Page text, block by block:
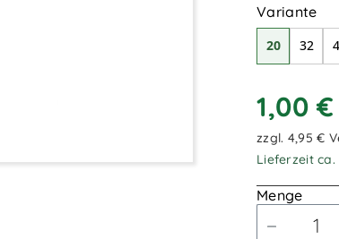
Variante
20 32
1,00
zzgl. 4,95 €
Lieferzeit ca.
Menge